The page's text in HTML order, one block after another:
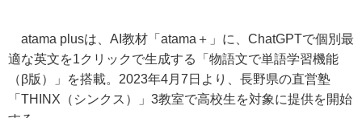
atama plusは、AI教材「atama＋」に、ChatGPTで個別最
適な英文を1クリックで生成する「物語文で単語学習機能
（β版）」を搭載。2023年4月7日より、長野県の直営塾
「THINX（シンクス）」3教室で高校生を対象に提供を開始